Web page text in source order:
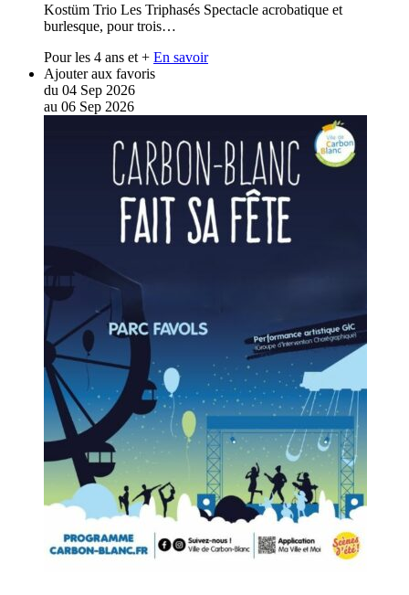
Kostüm Trio Les Triphasés Spectacle acrobatique et
burlesque, pour trois…
Pour les 4 ans et + En savoir
Ajouter aux favoris
du 04 Sep 2026
au 06 Sep 2026